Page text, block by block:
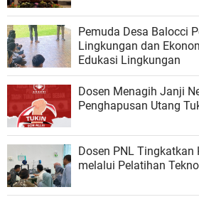
Pemuda Desa Balocci
Lingkungan dan
Edukasi Lingkungan
Dosen Menagih Janji
Penghapusan Utang
Dosen PNL Tingkatkan
melalui Pelatihan